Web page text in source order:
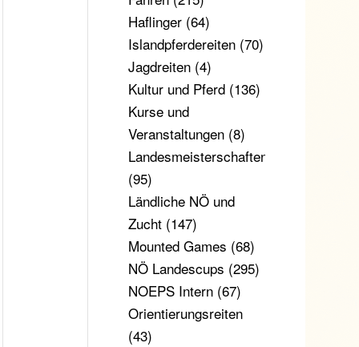
Haflinger(64)
Islandpferdereiten(70)
Jagdreiten(4)
Kultur und Pferd(136)
Kurse und
Veranstaltungen(8)
Landesmeisterschaften
(95)
Ländliche NÖ und
Zucht(147)
Mounted Games (68)
NÖ Landescups (295)
NOEPS Intern(67)
Orientierungsreiten
(43)